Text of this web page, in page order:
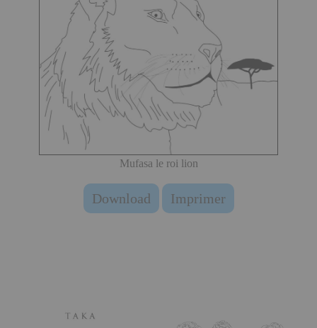
Mufasa le roi lion
Download Imprimer